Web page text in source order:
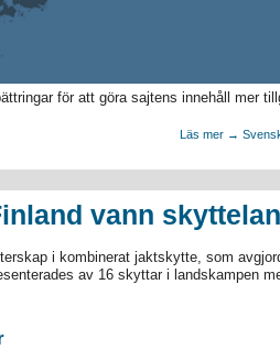
för att göra sajtens innehåll mer
Läs mer →
vann
i kombinerat jaktskytte, som
av 16 skyttar i landskampen